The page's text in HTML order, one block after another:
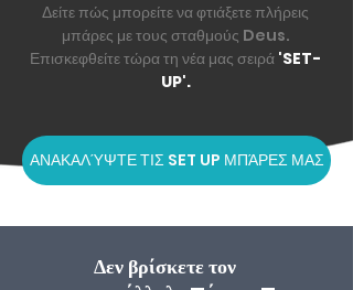
Δείτε πώς μπορείτε να φτιάξετε πλήρεις
μπάρες με τους σταθμούς Deus.
Επισκεφθείτε τώρα τη νέα μας σειρά 'SET-
UP'.
ΑΝΑΚΑΛΎΨΤΕ ΤΙΣ SET UP ΜΠΆΡΕΣ ΜΑΣ
Δεν βρίσκετε τον